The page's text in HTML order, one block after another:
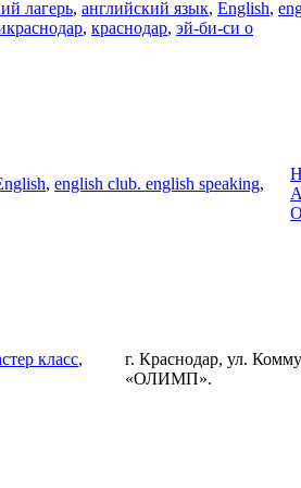
лагерь, английский язык, English,
, краснодар, эй-би-си о
, english club. english speaking,
класс,
г. Краснодар, ул.
«ОЛИМП».